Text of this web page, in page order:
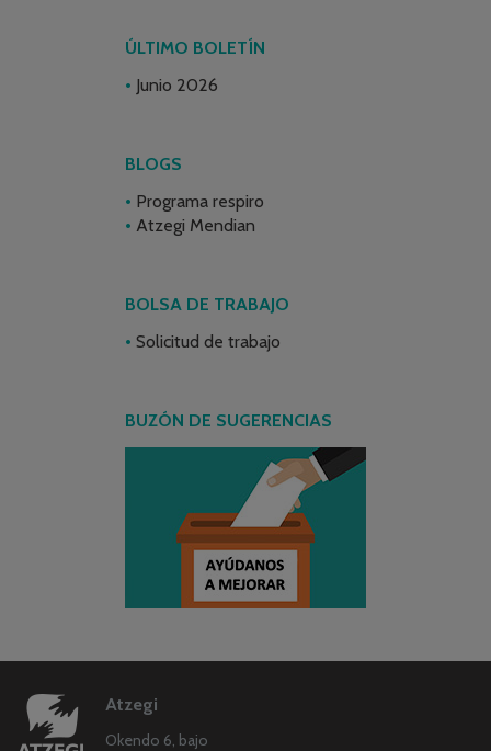
ÚLTIMO BOLETÍN
Junio 2026
BLOGS
Programa respiro
Atzegi Mendian
BOLSA DE TRABAJO
Solicitud de trabajo
BUZÓN DE SUGERENCIAS
Atzegi
Okendo 6, bajo